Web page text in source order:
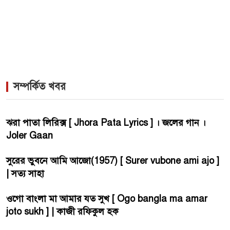
সম্পর্কিত খবর
ঝরা পাতা লিরিক্স [ Jhora Pata Lyrics ] । জলের গান ।
Joler Gaan
সুরের ভুবনে আমি আজো(1957) [ Surer vubone ami ajo ]
| সত্য সাহা
ওগো বাংলা মা আমার যত সুখ [ Ogo bangla ma amar
joto sukh ] | কাজী রফিকুল হক